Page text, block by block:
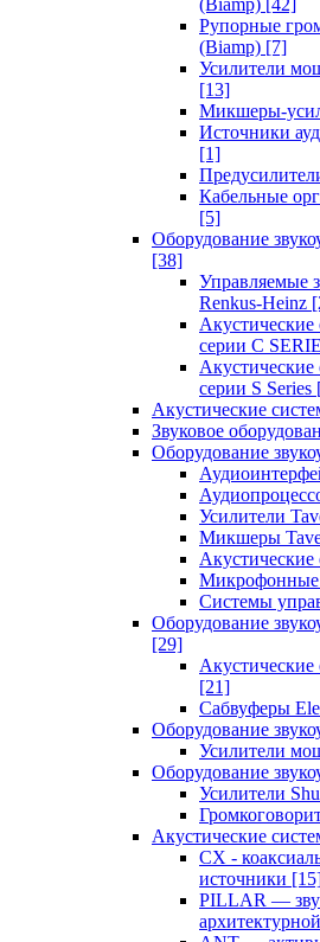
(Biamp) [42]
Рупорные
(Biamp) [7]
Усилители
[13]
Микшеры-
Источники
[1]
Кабельные
[5]
Оборудование
[38]
Управляемые
Renkus-Heinz
серии C
серии S Series
Акустические
Звуковое
Оборудование
Усилители
Микшеры
Микрофонные
Системы
Оборудование
[29]
[21]
Сабвуферы
Оборудование
Усилители
Оборудование
Усилители
Акустические
CX -
источники
PILLAR —